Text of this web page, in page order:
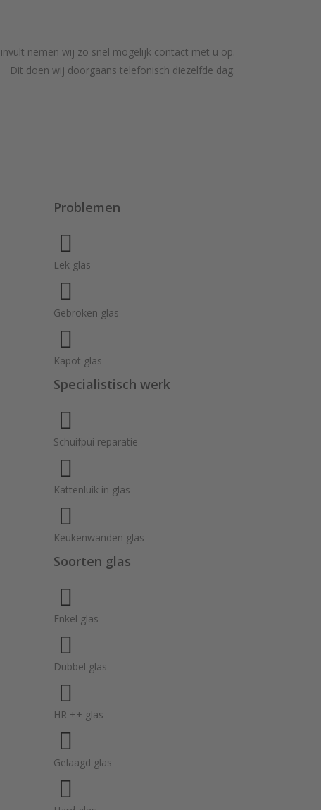
nemen wij zo snel mogelijk contact met u op.
Dit doen wij doorgaans telefonisch diezelfde dag.
Problemen
Lek glas
Gebroken glas
Kapot glas
Specialistisch werk
Schuifpui reparatie
Kattenluik in glas
Keukenwanden glas
Soorten glas
Enkel glas
Dubbel glas
HR ++ glas
Gelaagd glas